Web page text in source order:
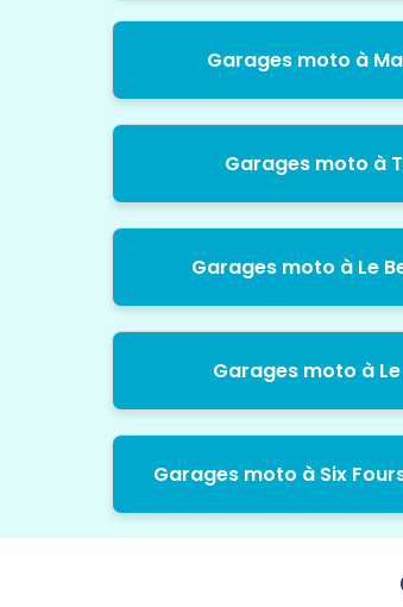
Garages moto à
Garages moto à
Garages moto à Le
Garages moto à
Garages moto à Six